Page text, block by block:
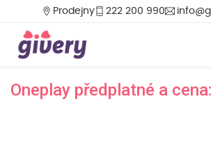
Prodejny 222 200 990
Oneplay předplatné a